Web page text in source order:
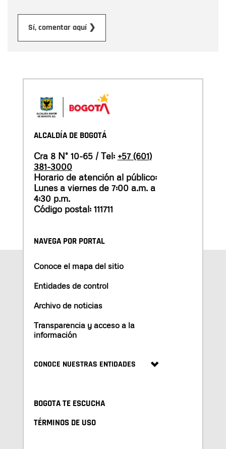
Sí, comentar aquí ❯
ALCALDÍA DE BOGOTÁ
Cra 8 N° 10-65 / Tel: +57 (601)
381-3000
Horario de atención al público:
Lunes a viernes de 7:00 a.m. a
4:30 p.m.
Código postal: 111711
NAVEGA POR PORTAL
Conoce el mapa del sitio
Entidades de control
Archivo de noticias
Transparencia y acceso a la
información
CONOCE NUESTRAS ENTIDADES
BOGOTA TE ESCUCHA
TÉRMINOS DE USO